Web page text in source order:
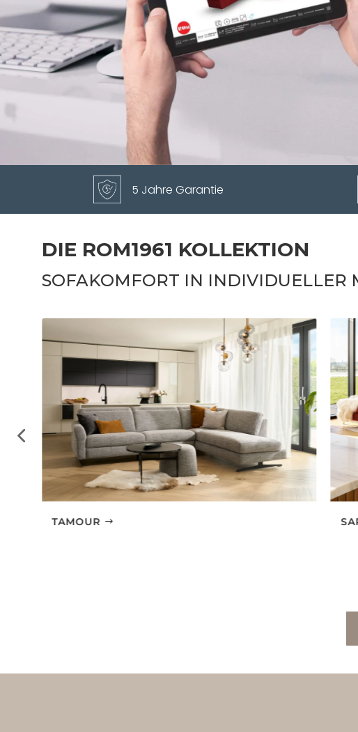
5 Jahre Garantie
DIE ROM1961 KOLLEKTION
SOFAKOMFORT IN INDIVIDUELLER
TAMOUR